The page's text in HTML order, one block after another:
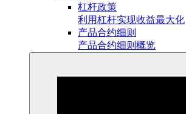
杠杆政策
利用杠杆实现收益最大化
产品合约细则
产品合约细则概览